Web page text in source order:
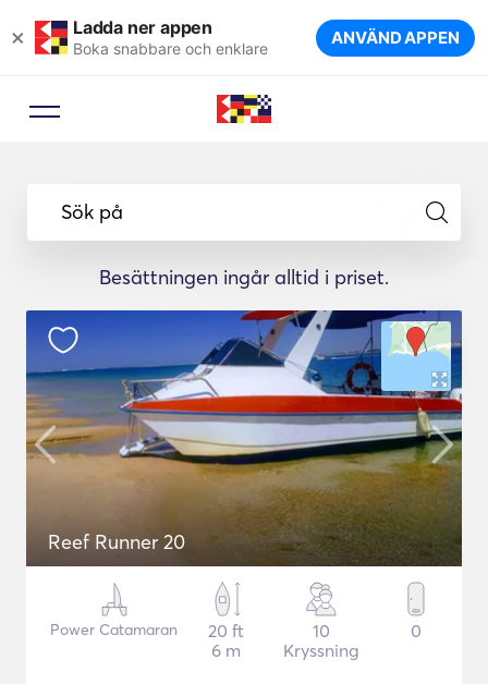
× Ladda ner appen
Boka snabbare och enklare ANVÄND APPEN
Sök på
Besättningen ingår alltid i priset.
Reef Runner 20
Power Catamaran
20 ft
6 m
10
Kryssning
0